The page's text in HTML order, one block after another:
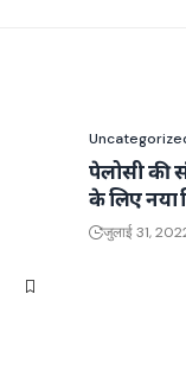
पेलोसी की
के लिए नया
जुलाई 31,